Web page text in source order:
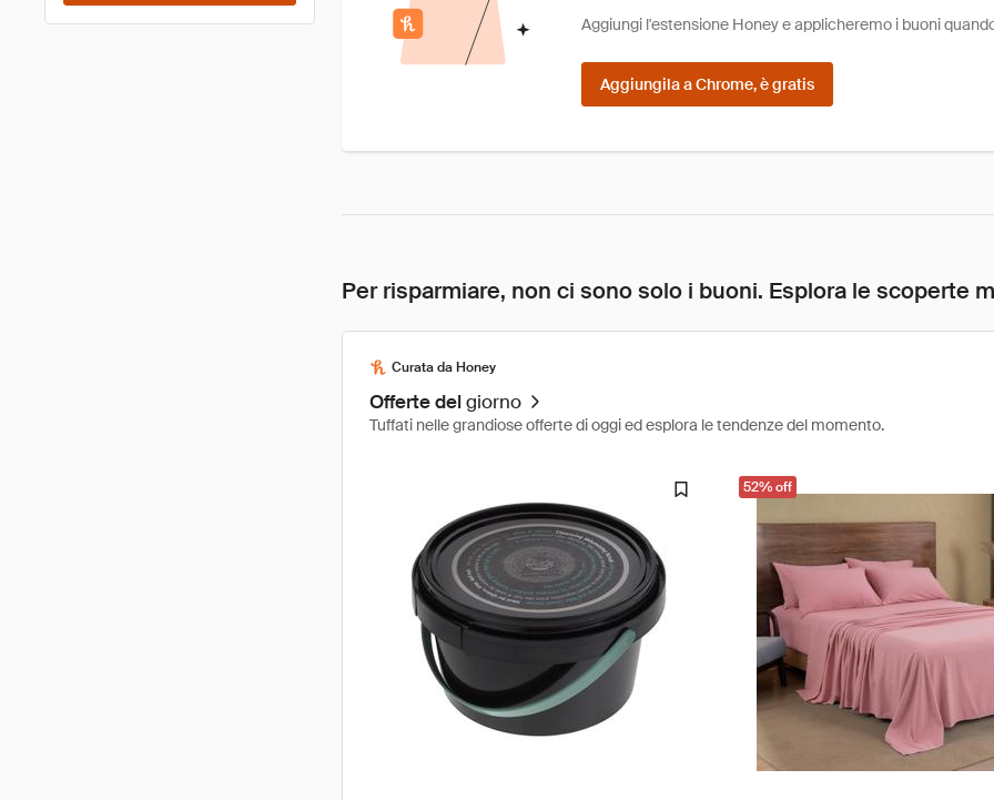
Aggiungi l'estensione Honey e applicheremo i buoni
Aggiungila a Chrome, è gratis
Per risparmiare, non ci sono solo i buoni. Esplora le scoperte
Curata da Honey
Offerte delgiorno
Tuffati nelle grandiose offerte di oggi ed esplora le tendenze del momento.
52% off